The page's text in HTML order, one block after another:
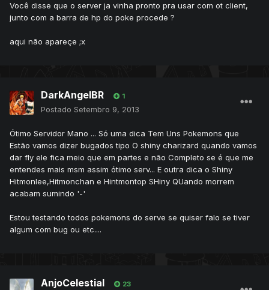
Você disse que o server ja vinha pronto pra usar com ot client,
junto com a barra de hp do poke procede ?
aqui não apareçe ;x
DarkAngelBR 1
Postado Setembro 9, 2013
Ótimo Servidor Mano ... Só uma dica Tem Uns Pokemons que
Estão vamos dizer bugados tipo O shiny charizard quando vamos
dar fly ele fica meio que em partes e não Completo se é que me
entendes mais msm assim ótimo serv... E outra dica o Shiny
Hitmonlee,Hitmonchan e Hintmontop SHiny QUando morrem
acabam sumindo '-'
Estou testando todos pokemons do serve se quiser falo se tiver
algum com bug ou etc....
AnjoCelestial 23